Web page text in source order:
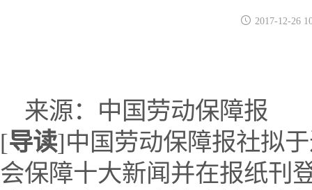
 2017-12-26
来源： 中国劳动保障报
[导读]中国劳动保障报社拟
会保障十大新闻并在报纸刊